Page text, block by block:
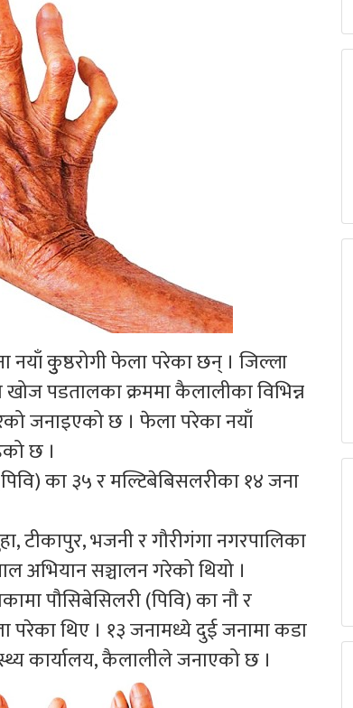
कुुष्ठरोगी फेला परेका छन् । जिल्ला
खोज पडतालका क्रममा कैलालीका विभिन्न
जनाइएको छ । फेला परेका नयाँ
छ ।
का ३५ र मल्टिबेबिसलरीका १४ जना
टीकापुर, भजनी र गौरीगंगा नगरपालिका
अभियान सञ्चालन गरेको थियो ।
पौसिबेसिलरी (पिवि) का नौ र
परेका थिए । १३ जनामध्ये दुई जनामा कडा
कार्यालय, कैलालीले जनाएको छ ।